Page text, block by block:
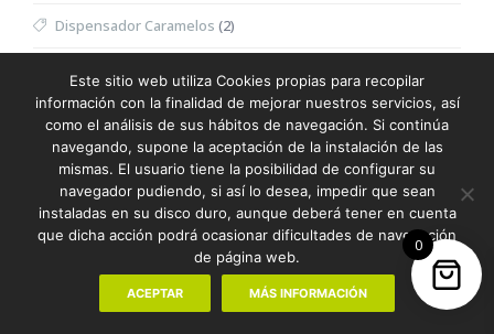
Dispensador Caramelos (2)
Divot(0)
Dominó (0)
Doudou(0)
Dron (0)
Eau de Toilette Hombre
0
Este sitio web utiliza Cookies propias para recopilar
información con la finalidad de mejorar nuestros servicios, así
como el análisis de sus hábitos de navegación. Si continúa
navegando, supone la aceptación de la instalación de las
mismas. El usuario tiene la posibilidad de configurar su
navegador pudiendo, si así lo desea, impedir que sean
instaladas en su disco duro, aunque deberá tener en cuenta
que dicha acción podrá ocasionar dificultades de navegación
de página web.
ACEPTAR MÁS INFORMACIÓN